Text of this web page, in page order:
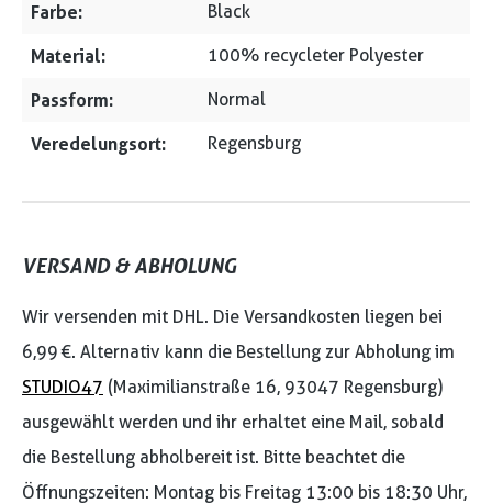
Farbe: Black
Material: 100% recycleter Polyester
Passform: Normal
Veredelungsort: Regensburg
VERSAND & ABHOLUNG
Wir versenden mit DHL. Die Versandkosten liegen bei
6,99 €. Alternativ kann die Bestellung zur Abholung im
STUDIO47 (Maximilianstraße 16, 93047 Regensburg)
ausgewählt werden und ihr erhaltet eine Mail, sobald
die Bestellung abholbereit ist. Bitte beachtet die
Öffnungszeiten: Montag bis Freitag 13:00 bis 18:30 Uhr,